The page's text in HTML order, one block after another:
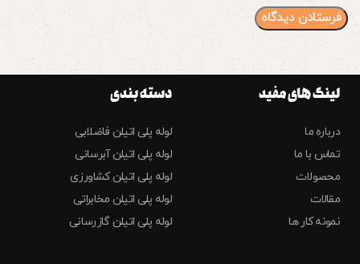
لینک های مفید
درباره ما
تماس با ما
محصولات
مقالات
نمونه کار ها
دسته بندی
لوله پلی اتیلن فاضلابی
لوله پلی اتیلن آبرسانی
لوله پلی اتیلن کشاورزی
لوله پلی اتیلن مخابراتی
لوله پلی اتیلن گازرسانی